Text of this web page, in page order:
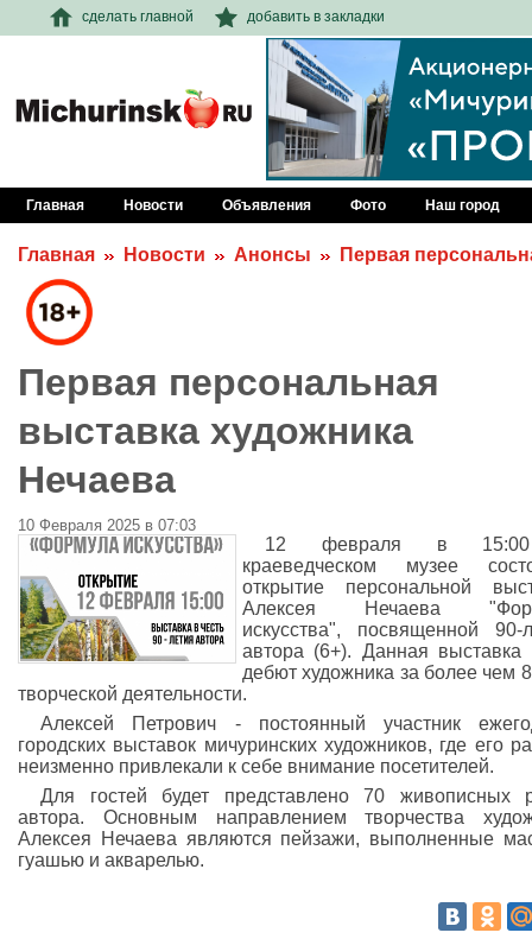
сделать главной добавить в закладки
Главная Новости Объявления Фото Наш город
Главная Новости Анонсы Первая
Первая персональная
выставка художника
Нечаева
10 Февраля 2025 в 07:03
12 февраля в
краеведческом музее
открытие персональной
Алексея Нечаева
искусства", посвященной 90-
автора (6+). Данная выставка
дебют художника за более чем
творческой деятельности.
Алексей Петрович - постоянный участник
городских выставок мичуринских художников, где его
неизменно привлекали к себе внимание посетителей.
Для гостей будет представлено 70 живописных
автора. Основным направлением творчества
Алексея Нечаева являются пейзажи, выполненные
гуашью и акварелью.